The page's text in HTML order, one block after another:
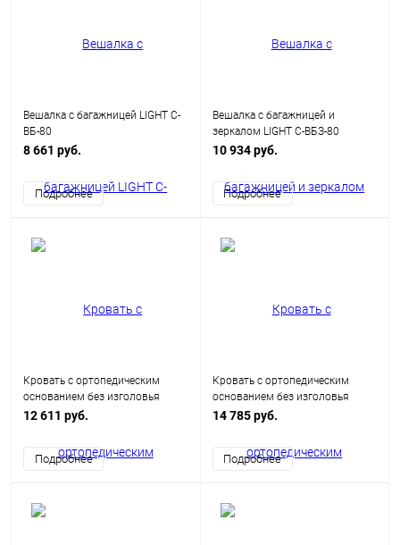
Вешалка с багажницей LIGHT С-
ВБ-80
8 661 руб.
Подробнее
Вешалка с багажницей и
зеркалом LIGHT С-ВБЗ-80
10 934 руб.
Подробнее
Кровать с ортопедическим
основанием без изголовья
LIGHT С-К-90
12 611 руб.
Подробнее
Кровать с ортопедическим
основанием без изголовья
LIGHT С-К-120
14 785 руб.
Подробнее